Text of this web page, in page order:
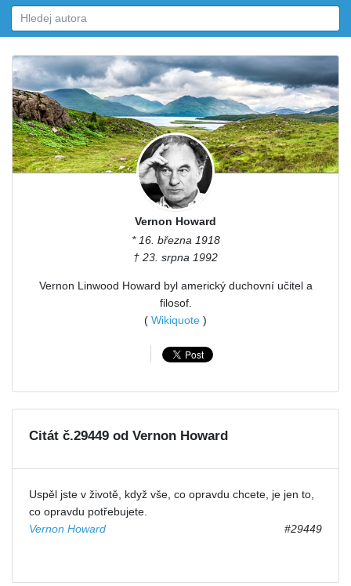
Vernon Howard
* 16. března 1918
† 23. srpna 1992
Vernon Linwood Howard byl americký duchovní učitel a
filosof.
( Wikiquote )
Citát č.29449 od Vernon Howard
Uspěl jste v životě, když vše, co opravdu chcete, je jen to,
co opravdu potřebujete.
Vernon Howard
#29449